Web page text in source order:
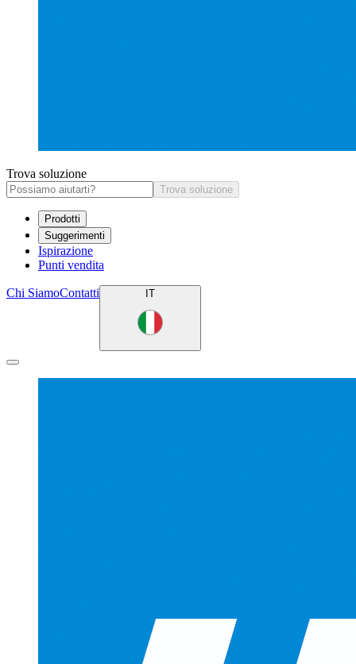
Trova soluzione
Trova soluzione
Prodotti
Suggerimenti
Ispirazione
Punti vendita
Chi SiamoContatti IT